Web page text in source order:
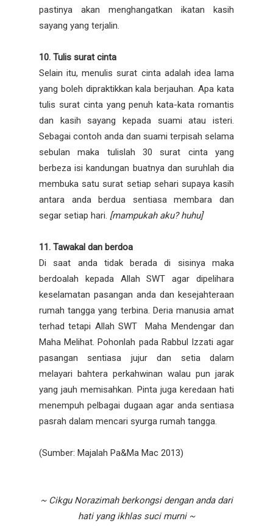
pastinya akan menghangatkan ikatan kasih
sayang yang terjalin.
10. Tulis surat cinta
Selain itu, menulis surat cinta adalah idea lama
yang boleh dipraktikkan kala berjauhan. Apa kata
tulis surat cinta yang penuh kata-kata romantis
dan kasih sayang kepada suami atau isteri.
Sebagai contoh anda dan suami terpisah selama
sebulan maka tulislah 30 surat cinta yang
berbeza isi kandungan buatnya dan suruhlah dia
membuka satu surat setiap sehari supaya kasih
antara anda berdua sentiasa membara dan
segar setiap hari. [mampukah aku? huhu]
11. Tawakal dan berdoa
Di saat anda tidak berada di sisinya maka
berdoalah kepada Allah SWT agar dipelihara
keselamatan pasangan anda dan kesejahteraan
rumah tangga yang terbina. Deria manusia amat
terhad tetapi Allah SWT Maha Mendengar dan
Maha Melihat. Pohonlah pada Rabbul Izzati agar
pasangan sentiasa jujur dan setia dalam
melayari bahtera perkahwinan walau pun jarak
yang jauh memisahkan. Pinta juga keredaan hati
menempuh pelbagai dugaan agar anda sentiasa
pasrah dalam mencari syurga rumah tangga.
(Sumber: Majalah Pa&Ma Mac 2013)
~ Cikgu Norazimah berkongsi dengan anda dari
hati yang ikhlas suci murni ~